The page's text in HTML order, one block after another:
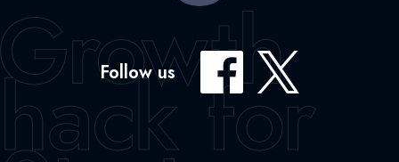
Follow us